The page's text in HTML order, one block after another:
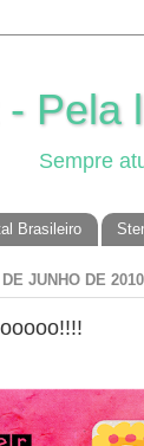
Pela
Sempre
Brasileiro
JUNHO DE 2010